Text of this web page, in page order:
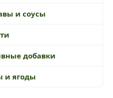
и соусы
добавки
и ягоды